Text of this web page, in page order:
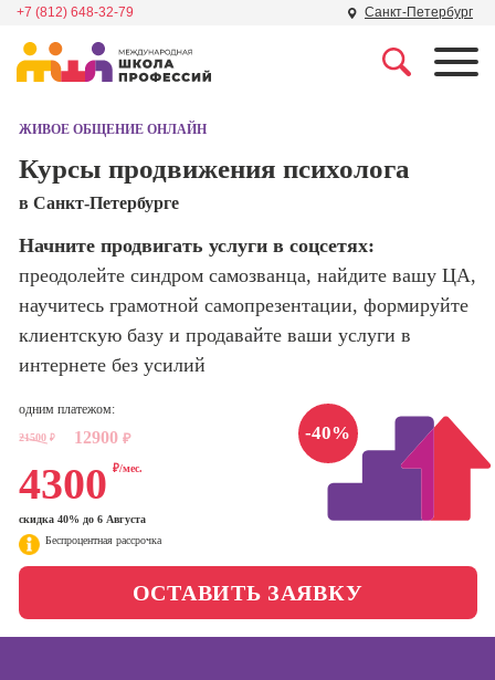
+7 (812) 648-32-79 Санкт-Петербург
Школа дизайна
программирования
Школа психологии
Школа актерского
Школа бизнеса и
управления
Фотошкола
поисковой
продвижение
сайтов)
Профессия
Интернет-
Менеджер по
маркетингу в
социальных
сетях (SMM-
Специалист по
таргетингу
ЖИВОЕ ОБЩЕНИЕ ОНЛАЙН
Курсы продвижения психолога
в Санкт-Петербурге
Начните продвигать услуги в соцсетях:
преодолейте синдром самозванца, найдите вашу ЦА,
научитесь грамотной самопрезентации, формируйте
клиентскую базу и продавайте ваши услуги в
интернете без усилий
-40%
одним платежом:
21500 ₽ 12900 ₽
4300 ₽/мес.
скидка 40% до 6 Августа
Беспроцентная рассрочка
ОСТАВИТЬ ЗАЯВКУ